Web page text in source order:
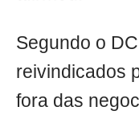
Segundo o
reivindicados
fora das